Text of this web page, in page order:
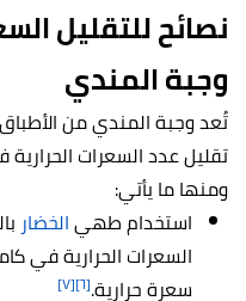
نصائح للتقليل
وجبة المندي
تُعد وجبة المندي من
تقليل عدد السعرات
ومنها ما يأتي:
استخدام طهيالخضار
سعرة حرارية.[٦] [٧]